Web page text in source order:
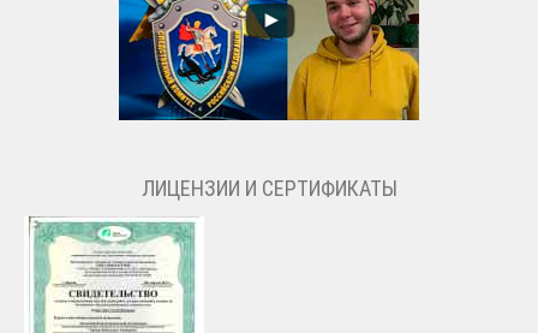
ЛИЦЕНЗИИ И СЕРТИФИКАТЫ